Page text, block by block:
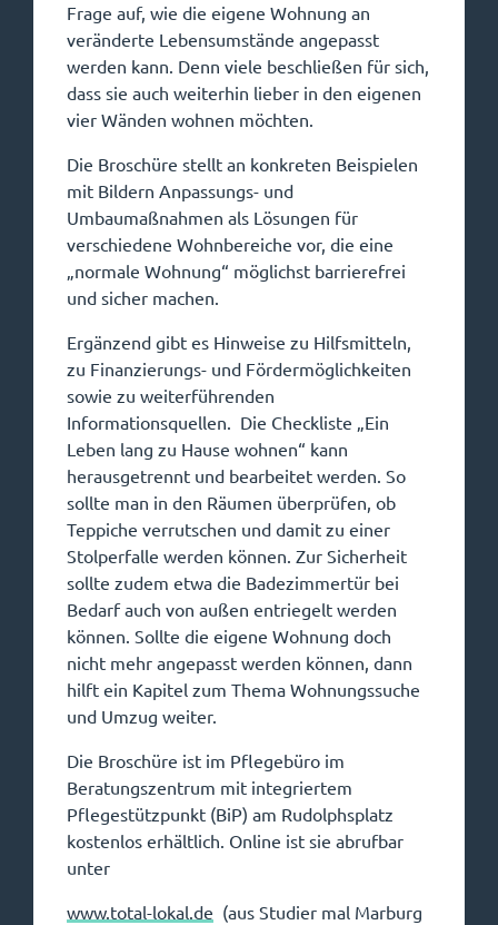
Frage auf, wie die eigene Wohnung an
veränderte Lebensumstände angepasst
werden kann. Denn viele beschließen für sich,
dass sie auch weiterhin lieber in den eigenen
vier Wänden wohnen möchten.
Die Broschüre stellt an konkreten Beispielen
mit Bildern Anpassungs- und
Umbaumaßnahmen als Lösungen für
verschiedene Wohnbereiche vor, die eine
„normale Wohnung“ möglichst barrierefrei
und sicher machen.
Ergänzend gibt es Hinweise zu Hilfsmitteln,
zu Finanzierungs- und Fördermöglichkeiten
sowie zu weiterführenden
Informationsquellen. Die Checkliste „Ein
Leben lang zu Hause wohnen“ kann
herausgetrennt und bearbeitet werden. So
sollte man in den Räumen überprüfen, ob
Teppiche verrutschen und damit zu einer
Stolperfalle werden können. Zur Sicherheit
sollte zudem etwa die Badezimmertür bei
Bedarf auch von außen entriegelt werden
können. Sollte die eigene Wohnung doch
nicht mehr angepasst werden können, dann
hilft ein Kapitel zum Thema Wohnungssuche
und Umzug weiter.
Die Broschüre ist im Pflegebüro im
Beratungszentrum mit integriertem
Pflegestützpunkt (BiP) am Rudolphsplatz
kostenlos erhältlich. Online ist sie abrufbar
unter
www.total-lokal.de (aus Studier mal Marburg